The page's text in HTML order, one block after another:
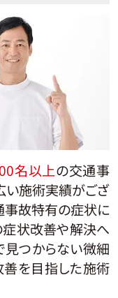
名以上の交通事
い施術実績がござ
事故特有の症状に
症状改善や解決へ
見つからない微細
善を目指した施術